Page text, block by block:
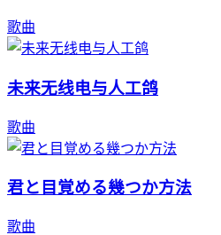
歌曲
未来无线电与人工鸽
歌曲
君と目覚める幾つか方法
歌曲